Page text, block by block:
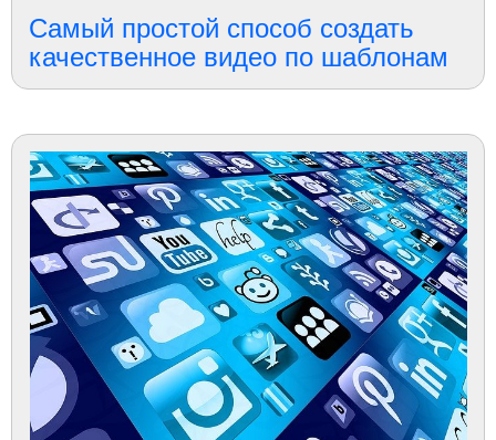
Самый простой способ создать
качественное видео по шаблонам